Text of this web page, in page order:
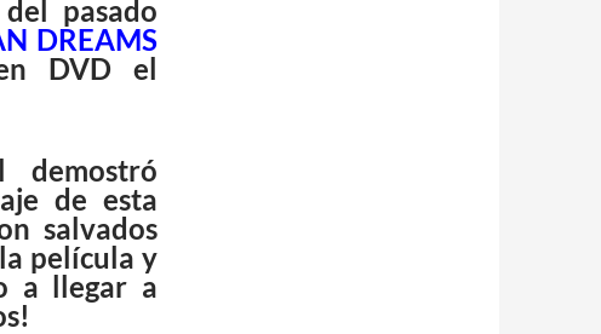
pasado
DREAMS
DVD el
de esta
salvados
película y
a llegar a